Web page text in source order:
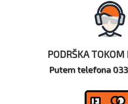
PODRŠKA TOKOM
Putem telefona